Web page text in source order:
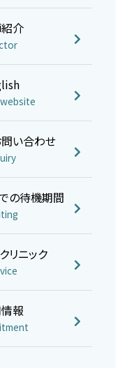
介
い合わせ
の待機期間
リニック
報